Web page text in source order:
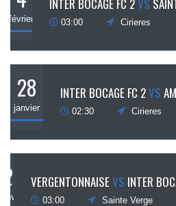
février
INTER BOCAGE FC 2VS
03:00 Cirieres
28
janvier
INTER BOCAGE FC 2VS
02:30 Cirieres
21 VERGENTONNAISEVS INTER
03:00 Sainte Verge